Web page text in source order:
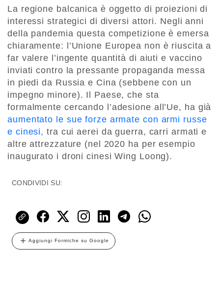
La regione balcanica è oggetto di proiezioni di
interessi strategici di diversi attori. Negli anni
della pandemia questa competizione è emersa
chiaramente: l’Unione Europea non è riuscita a
far valere l’ingente quantità di aiuti e vaccino
inviati contro la pressante propaganda messa
in piedi da Russia e Cina (sebbene con un
impegno minore). Il Paese, che sta
formalmente cercando l’adesione all’Ue, ha già
aumentato le sue forze armate con armi russe
e cinesi, tra cui aerei da guerra, carri armati e
altre attrezzature (nel 2020 ha per esempio
inaugurato i droni cinesi Wing Loong).
CONDIVIDI SU:
Aggiungi Formiche su Google